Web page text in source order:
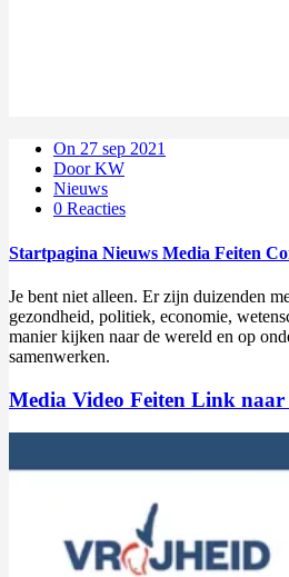
On 27 sep 2021
Door KW
Nieuws
0 Reacties
Startpagina Nieuws Media Feiten
Je bent niet alleen. Er zijn duizenden
gezondheid, politiek, economie,
manier kijken naar de wereld en op
samenwerken.
Media Video Feiten Link naar